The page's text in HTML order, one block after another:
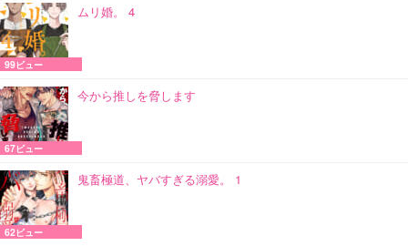
ムリ婚。 4
99ビュー
今から推しを脅します
67ビュー
鬼畜極道、ヤバすぎる溺愛。 1
62ビュー